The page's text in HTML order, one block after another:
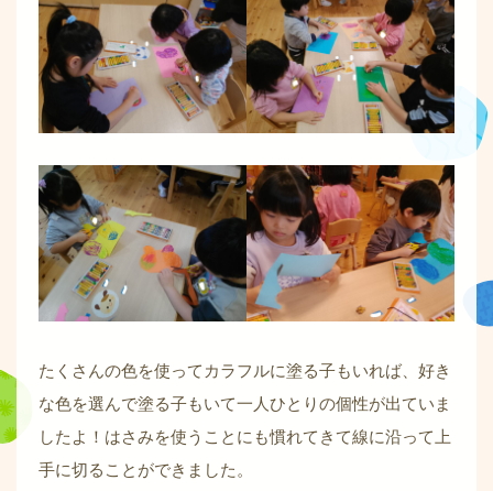
たくさんの色を使ってカラフルに塗る子もいれば、好き
な色を選んで塗る子もいて一人ひとりの個性が出ていま
したよ！はさみを使うことにも慣れてきて線に沿って上
手に切ることができました。